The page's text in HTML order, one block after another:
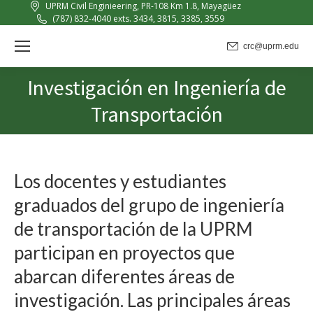
UPRM Civil Enginieering, PR-108 Km 1.8, Mayagüez
(787) 832-4040 exts. 3434, 3815, 3385, 3559
crc@uprm.edu
Investigación en Ingeniería de
Transportación
You are here:
Los docentes y estudiantes
graduados del grupo de ingeniería
de transportación de la UPRM
participan en proyectos que
abarcan diferentes áreas de
investigación. Las principales áreas